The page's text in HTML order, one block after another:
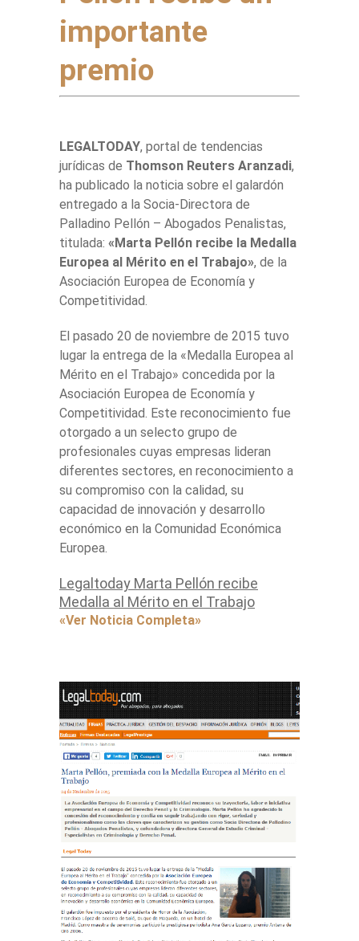
importante
premio
LEGALTODAY, portal de tendencias
jurídicas de Thomson Reuters Aranzadi,
ha publicado la noticia sobre el galardón
entregado a la Socia-Directora de
Palladino Pellón – Abogados Penalistas,
titulada: «Marta Pellón recibe la Medalla
Europea al Mérito en el Trabajo», de la
Asociación Europea de Economía y
Competitividad.
El pasado 20 de noviembre de 2015 tuvo
lugar la entrega de la «Medalla Europea al
Mérito en el Trabajo» concedida por la
Asociación Europea de Economía y
Competitividad. Este reconocimiento fue
otorgado a un selecto grupo de
profesionales cuyas empresas lideran
diferentes sectores, en reconocimiento a
su compromiso con la calidad, su
capacidad de innovación y desarrollo
económico en la Comunidad Económica
Europea.
Legaltoday Marta Pellón recibe
Medalla al Mérito en el Trabajo
«Ver Noticia Completa»